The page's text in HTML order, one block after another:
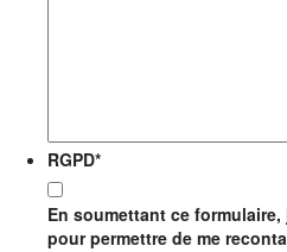
RGPD*
En soumettant ce
pour permettre de me